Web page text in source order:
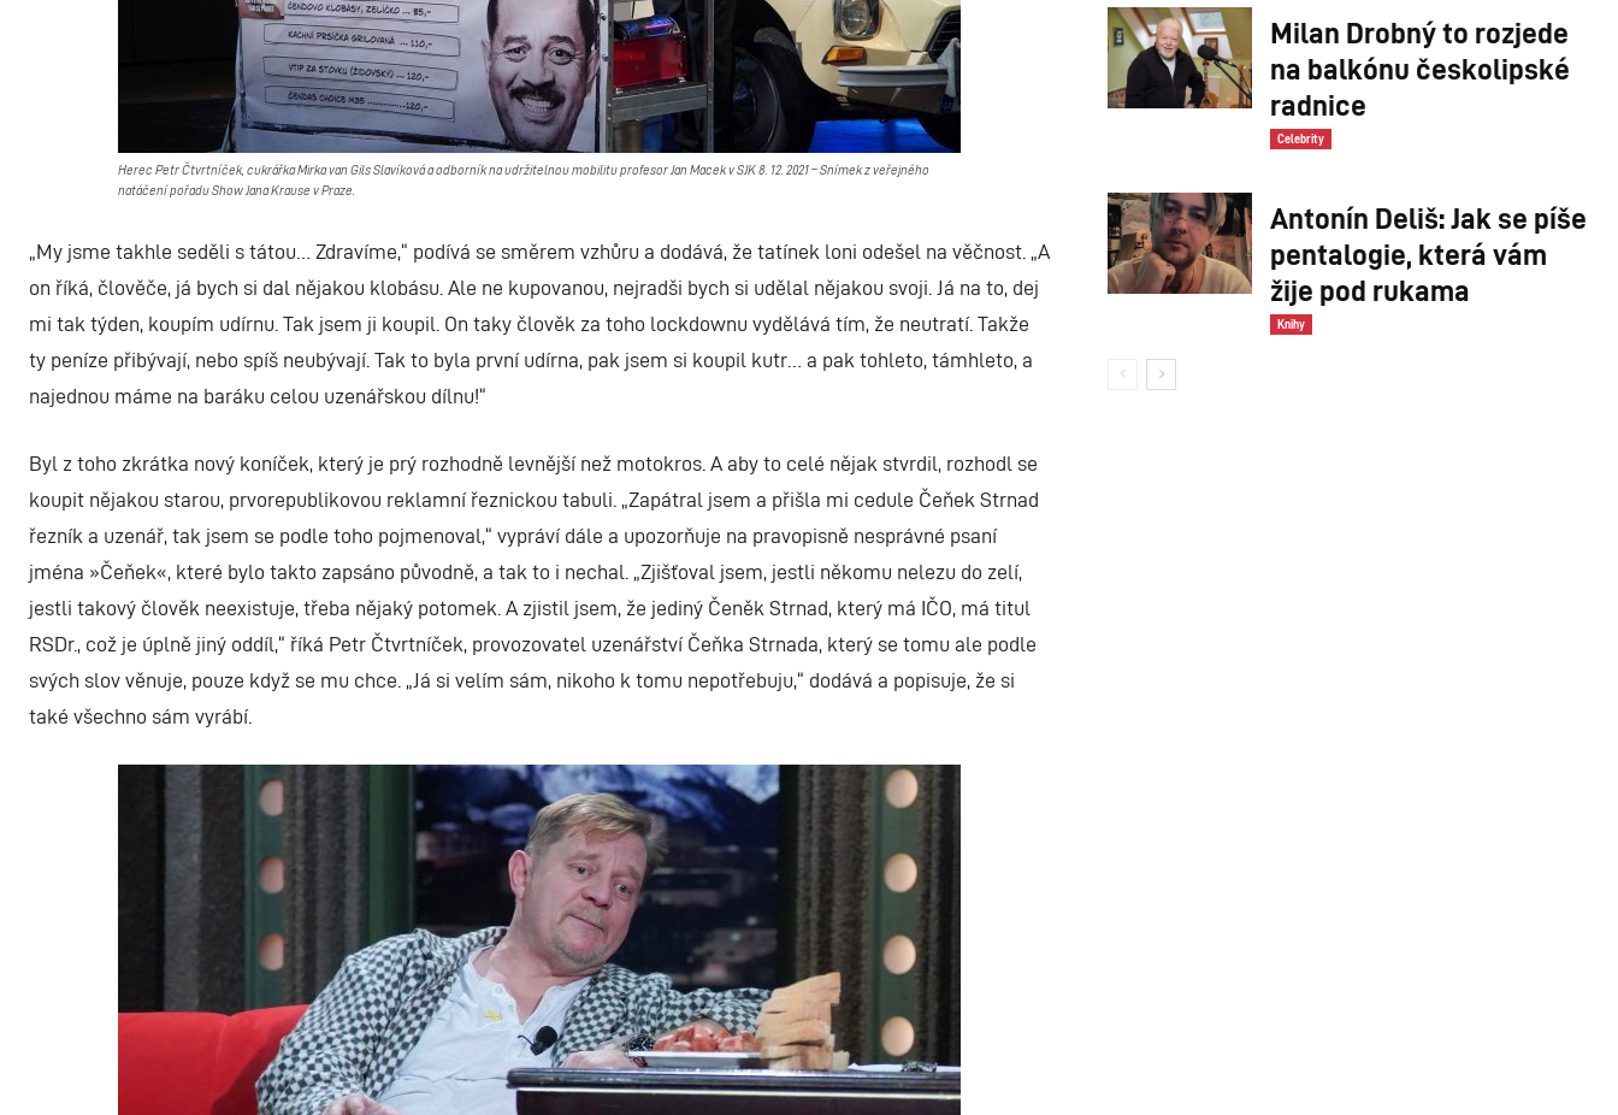
Herec Petr Čtvrtníček, cukrářka Mirka van Gils Slavíková a odborník na udržitelnou mobilitu profesor Jan Macek v SJK 8. 12. 2021 – Snímek z veřejného
natáčení pořadu Show Jana Krause v Praze.
„My jsme takhle seděli s tátou… Zdravíme,“ podívá se směrem vzhůru a dodává, že tatínek loni odešel na věčnost. „A
on říká, člověče, já bych si dal nějakou klobásu. Ale ne kupovanou, nejradši bych si udělal nějakou svoji. Já na to, dej
mi tak týden, koupím udírnu. Tak jsem ji koupil. On taky člověk za toho lockdownu vydělává tím, že neutratí. Takže
ty peníze přibývají, nebo spíš neubývají. Tak to byla první udírna, pak jsem si koupil kutr… a pak tohleto, támhleto, a
najednou máme na baráku celou uzenářskou dílnu!“
Byl z toho zkrátka nový koníček, který je prý rozhodně levnější než motokros. A aby to celé nějak stvrdil, rozhodl se
koupit nějakou starou, prvorepublikovou reklamní řeznickou tabuli. „Zapátral jsem a přišla mi cedule Čeňek Strnad
řezník a uzenář, tak jsem se podle toho pojmenoval,“ vypráví dále a upozorňuje na pravopisně nesprávné psaní
jména »Čeňek«, které bylo takto zapsáno původně, a tak to i nechal. „Zjišťoval jsem, jestli někomu nelezu do zelí,
jestli takový člověk neexistuje, třeba nějaký potomek. A zjistil jsem, že jediný Čeněk Strnad, který má IČO, má titul
RSDr., což je úplně jiný oddíl,“ říká Petr Čtvrtníček, provozovatel uzenářství Čeňka Strnada, který se tomu ale podle
svých slov věnuje, pouze když se mu chce. „Já si velím sám, nikoho k tomu nepotřebuju,“ dodává a popisuje, že si
také všechno sám vyrábí.
Milan Drobný to rozjede
na balkónu českolipské
radnice
Celebrity
Antonín Deliš: Jak se píše
pentalogie, která vám
žije pod rukama
Knihy